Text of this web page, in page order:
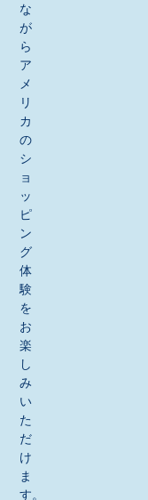
な
が
ら
ア
メ
リ
カ
の
シ
ョ
ッ
ピ
ン
グ
体
験
を
お
楽
し
み
い
た
だ
け
ま
す。